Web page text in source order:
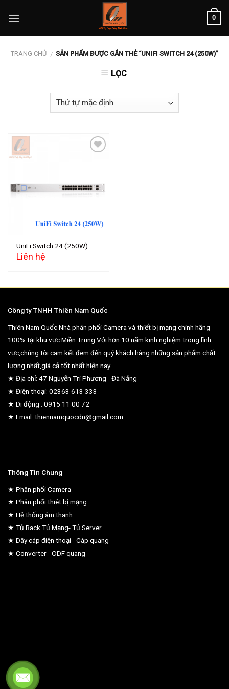
0
TRANG CHỦ / SẢN PHẨM ĐƯỢC GẮN THẺ “UNIFI SWITCH 24 (250W)”
LỌC
wishlist
UniFi Switch 24 (250W)
Liên hệ
Công ty TNHH Thiên Nam Quốc
Thiên Nam Quốc Nhà phân phối Camera và thiết bị mạng chính hãng
100% tại khu vực Miền Trung.Với hơn 10 năm kinh nghiệm trong lĩnh
vực,chúng tôi cam kết đem đến quý khách hàng những sản phẩm chất
lượng nhất,giá cả tốt nhất hiện nay.
★ Địa chỉ: 47 Nguyễn Tri Phương - Đà Nẵng
★ Điện thoại: 02363 613 333
★ Di động : 0915 11 00 72
★ Email: thiennamquocdn@gmail.com
Thông Tin Chung
★ Phân phối Camera
★ Phân phối thiêt bị mạng
★ Hệ thống âm thanh
★ Tủ Rack Tủ Mạng- Tủ Server
★ Dây cáp điện thoại - Cáp quang
★ Converter - ODF quang